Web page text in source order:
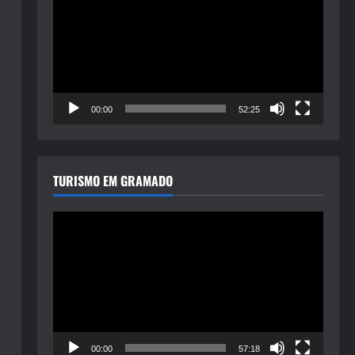
00:00 52:25
TURISMO EM GRAMADO
00:00 57:18